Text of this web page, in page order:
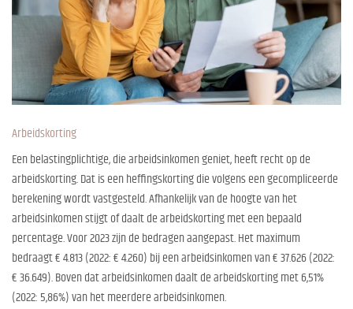
Arbeidskorting
Een belastingplichtige, die arbeidsinkomen geniet, heeft recht op de
arbeidskorting. Dat is een heffingskorting die volgens een gecompliceerde
berekening wordt vastgesteld. Afhankelijk van de hoogte van het
arbeidsinkomen stijgt of daalt de arbeidskorting met een bepaald
percentage. Voor 2023 zijn de bedragen aangepast. Het maximum
bedraagt € 4.813 (2022: € 4.260) bij een arbeidsinkomen van € 37.626 (2022:
€ 36.649). Boven dat arbeidsinkomen daalt de arbeidskorting met 6,51%
(2022: 5,86%) van het meerdere arbeidsinkomen.